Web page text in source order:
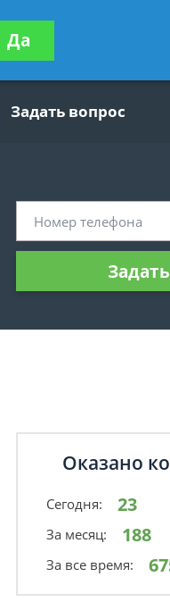
бесплатно
Задать вопрос
Оказано
Сегодня: 23
За месяц: 188
За все время:
Да